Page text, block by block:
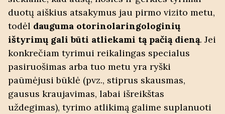
duotų aiškius atsakymus jau pirmo vizito metu,
todėl dauguma otorinolaringologinių
ištyrimų gali būti atliekami tą pačią dieną. Jei
konkrečiam tyrimui reikalingas specialus
pasiruošimas arba tuo metu yra ryški
paūmėjusi būklė (pvz., stiprus skausmas,
gausus kraujavimas, labai išreikštas
uždegimas), tyrimo atlikimą galime suplanuoti